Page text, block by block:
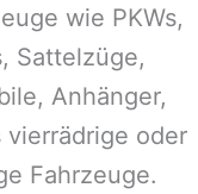
wie PKWs,
Sattelzüge,
Anhänger,
vierrädrige oder
Fahrzeuge.